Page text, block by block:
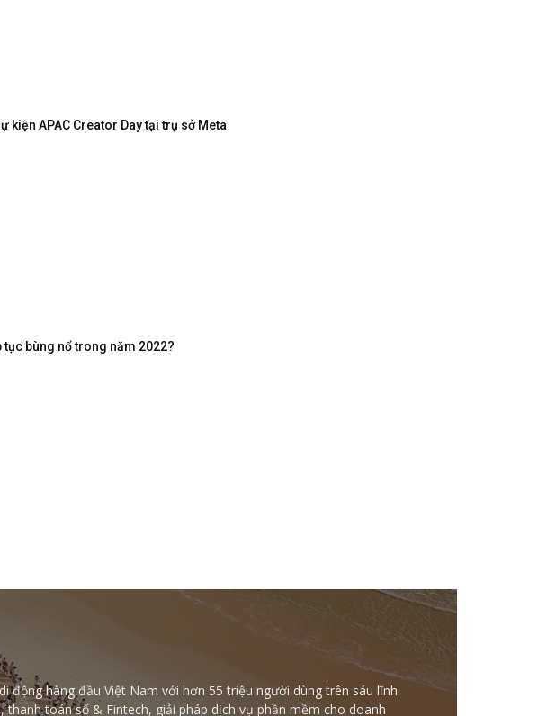
APAC Creator Day tại trụ sở Meta
bùng nổ trong năm 2022?
động hàng đầu Việt Nam với hơn 55 triệu người dùng trên sáu lĩnh
toán số & Fintech, giải pháp dịch vụ phần mềm cho doanh